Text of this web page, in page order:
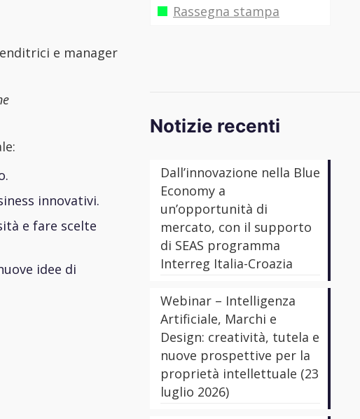
e manager
innovativi.
e fare scelte
idee di
Rassegna stampa
Notizie recenti
Dall’innovazione nella Blue
Economy a
un’opportunità di
mercato, con il supporto
di SEAS programma
Interreg Italia-Croazia
Webinar – Intelligenza
Artificiale, Marchi e
Design: creatività, tutela e
nuove prospettive per la
proprietà intellettuale (23
luglio 2026)